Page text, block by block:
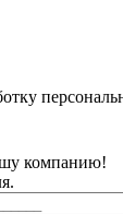
компанию!